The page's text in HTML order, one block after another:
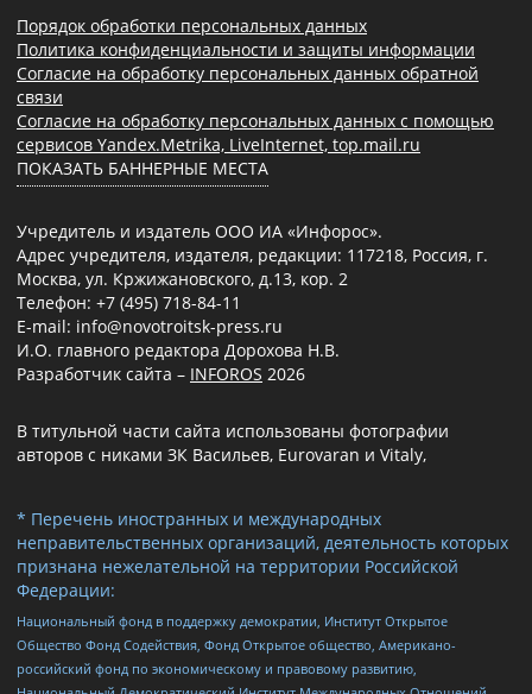
Порядок обработки персональных данных
Политика конфиденциальности и защиты информации
Согласие на обработку персональных данных обратной
связи
Согласие на обработку персональных данных с помощью
сервисов Yandex.Metrika, LiveInternet, top.mail.ru
ПОКАЗАТЬ БАННЕРНЫЕ МЕСТА
Учредитель и издатель ООО ИА «Инфорос».
Адрес учредителя, издателя, редакции: 117218, Россия, г.
Москва, ул. Кржижановского, д.13, кор. 2
Телефон: +7 (495) 718-84-11
E-mail: info@novotroitsk-press.ru
И.О. главного редактора Дорохова Н.В.
Разработчик сайта – INFOROS 2026
В титульной части сайта использованы фотографии
авторов с никами ЗК Васильев, Eurovaran и Vitaly,
* Перечень иностранных и международных
неправительственных организаций, деятельность которых
признана нежелательной на территории Российской
Федерации:
Национальный фонд в поддержку демократии, Институт Открытое
Общество Фонд Содействия, Фонд Открытое общество, Американо-
российский фонд по экономическому и правовому развитию,